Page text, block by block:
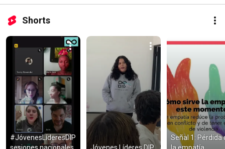
Shorts
#JóvenesLíderesDIP
Señal 1: Pérdida